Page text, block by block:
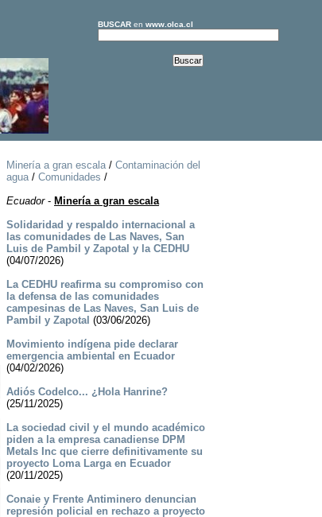
BUSCARen www.olca.cl
Minería a gran escala/ Contaminación del
agua/ Comunidades /
Ecuador- Minería a gran escala
Solidaridad y respaldo internacional a
las comunidades de Las Naves, San
Luis de Pambil y Zapotal y la CEDHU
(04/07/2026)
La CEDHU reafirma su compromiso con
la defensa de las comunidades
campesinas de Las Naves, San Luis de
Pambil y Zapotal (03/06/2026)
Movimiento indígena pide declarar
emergencia ambiental en Ecuador
(04/02/2026)
­Adiós Codelco... ¿Hola Hanrine?
(25/11/2025)
La sociedad civil y el mundo académico
piden a la empresa canadiense DPM
Metals Inc que cierre definitivamente su
proyecto Loma Larga en Ecuador
(20/11/2025)
Conaie y Frente Antiminero denuncian
represión policial en rechazo a proyecto